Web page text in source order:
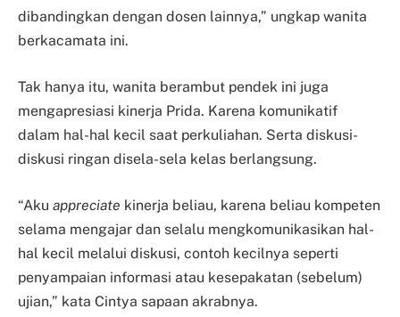
dibandingkan dengan dosen lainnya,” ungkap wanita
berkacamata ini.
Tak hanya itu, wanita berambut pendek ini juga
mengapresiasi kinerja Prida. Karena komunikatif
dalam hal-hal kecil saat perkuliahan. Serta diskusi-
diskusi ringan disela-sela kelas berlangsung.
“Aku appreciate kinerja beliau, karena beliau kompeten
selama mengajar dan selalu mengkomunikasikan hal-
hal kecil melalui diskusi, contoh kecilnya seperti
penyampaian informasi atau kesepakatan (sebelum)
ujian,” kata Cintya sapaan akrabnya.